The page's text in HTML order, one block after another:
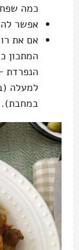
כמה
אפשר
אם את
המתכון
הנפרדת
למעלה
במחבת).